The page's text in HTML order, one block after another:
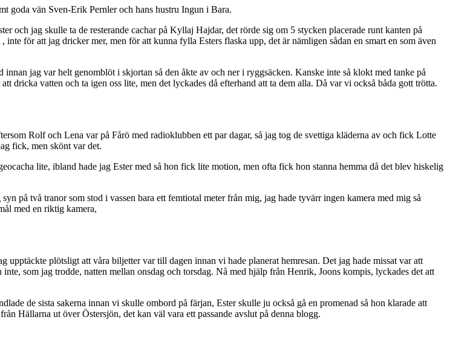
goda vän Sven-Erik Pernler och hans hustru Ingun i Bara.
och jag skulle ta de resterande cachar på Kyllaj Hajdar, det rörde sig om 5 stycken placerade runt kanten på
för att jag dricker mer, men för att kunna fylla Esters flaska upp, det är nämligen sådan en smart en som även
jag var helt genomblöt i skjortan så den åkte av och ner i ryggsäcken. Kanske inte så klokt med tanke på
dricka vatten och ta igen oss lite, men det lyckades då efterhand att ta dem alla. Då var vi också båda gott trötta.
Rolf och Lena var på Fårö med radioklubben ett par dagar, så jag tog de svettiga kläderna av och fick Lotte
fick, men skönt var det.
lite, ibland hade jag Ester med så hon fick lite motion, men ofta fick hon stanna hemma då det blev hiskelig
på två tranor som stod i vassen bara ett femtiotal meter från mig, jag hade tyvärr ingen kamera med mig så
med en riktig kamera,
plötsligt att våra biljetter var till dagen innan vi hade planerat hemresan. Det jag hade missat var att
som jag trodde, natten mellan onsdag och torsdag. Nå med hjälp från Henrik, Joons kompis, lyckades det att
de sista sakerna innan vi skulle ombord på färjan, Ester skulle ju också gå en promenad så hon klarade att
Hällarna ut över Östersjön, det kan väl vara ett passande avslut på denna blogg.